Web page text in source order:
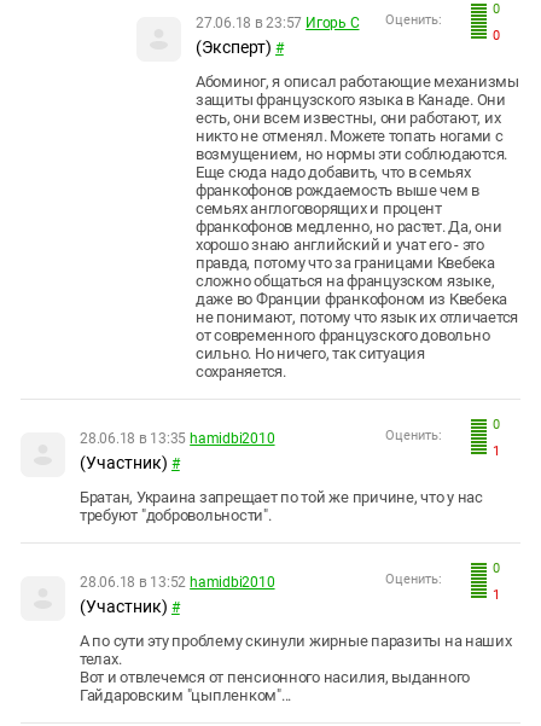
0
0
Оценить:
27.06.18 в 23:57 Игорь С
(Эксперт) #
Абоминог, я описал работающие механизмы
защиты французского языка в Канаде. Они
есть, они всем известны, они работают, их
никто не отменял. Можете топать ногами с
возмущением, но нормы эти соблюдаются.
Еще сюда надо добавить, что в семьях
франкофонов рождаемость выше чем в
семьях англоговорящих и процент
франкофонов медленно, но растет. Да, они
хорошо знаю английский и учат его - это
правда, потому что за границами Квебека
сложно общаться на французском языке,
даже во Франции франкофоном из Квебека
не понимают, потому что язык их отличается
от современного французского довольно
сильно. Но ничего, так ситуация
сохраняется.
0
1
Оценить:
28.06.18 в 13:35 hamidbi2010
(Участник) #
Братан, Украина запрещает по той же причине, что у нас
требуют "добровольности".
0
1
Оценить:
28.06.18 в 13:52 hamidbi2010
(Участник) #
А по сути эту проблему скинули жирные паразиты на наших
телах.
Вот и отвлечемся от пенсионного насилия, выданного
Гайдаровским "цыпленком"...